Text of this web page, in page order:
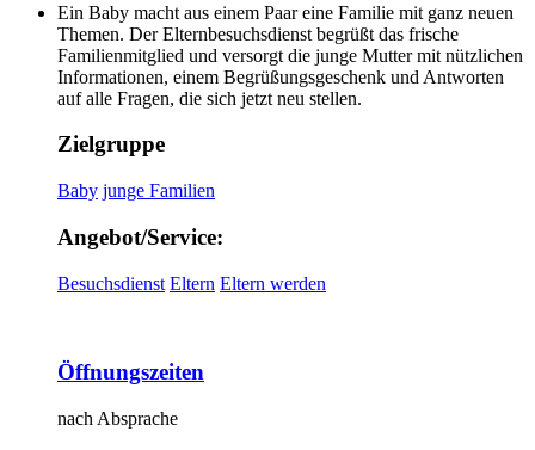
Ein Baby macht aus einem Paar eine Familie mit ganz neuen
Themen. Der Elternbesuchsdienst begrüßt das frische
Familienmitglied und versorgt die junge Mutter mit nützlichen
Informationen, einem Begrüßungsgeschenk und Antworten
auf alle Fragen, die sich jetzt neu stellen.
Zielgruppe
Baby junge Familien
Angebot/Service:
Besuchsdienst Eltern Eltern werden
Öffnungszeiten
nach Absprache